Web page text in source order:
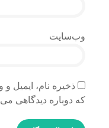
وب‌سایت
ذخیره نام، ایمیل
که دوباره دیدگاهی